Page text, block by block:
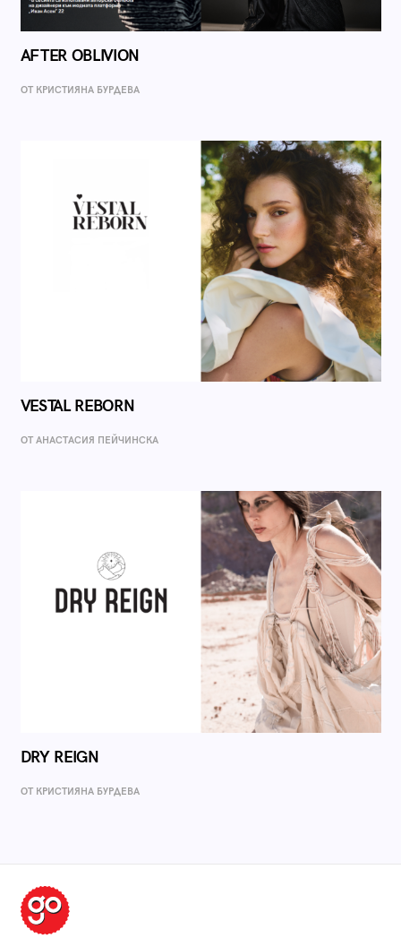
AFTER OBLIVION
ОТ КРИСТИЯНА БУРДЕВА
VESTAL REBORN
ОТ AНАСТАСИЯ ПЕЙЧИНСКА
DRY REIGN
ОТ КРИСТИЯНА БУРДЕВА